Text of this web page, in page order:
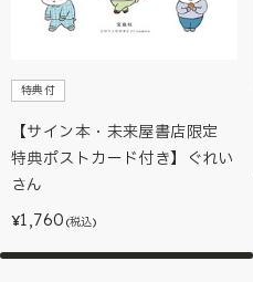
特典付
【サイン本・未来屋書店限定
特典ポストカード付き】ぐれい
さん
¥1,760 (税込)